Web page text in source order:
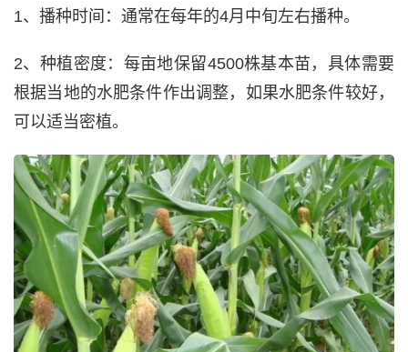
1、播种时间：通常在每年的4月中旬左右播种。
2、种植密度：每亩地保留4500株基本苗，具体需要
根据当地的水肥条件作出调整，如果水肥条件较好，
可以适当密植。